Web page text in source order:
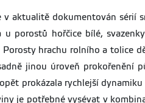
v aktualitě dokumentován sérií
u porostů hořčice bílé,
Porosty hrachu rolního a tolice
jinou úroveň prokořenění
prokázala rychlejší
je potřebné vysévat v